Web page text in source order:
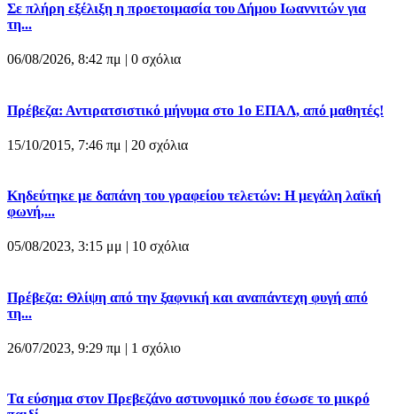
Σε πλήρη εξέλιξη η προετοιμασία του Δήμου Ιωαννιτών για
τη...
06/08/2026, 8:42 πμ | 0 σχόλια
Πρέβεζα: Αντιρατσιστικό μήνυμα στο 1ο ΕΠΑΛ, από μαθητές!
15/10/2015, 7:46 πμ | 20 σχόλια
Κηδεύτηκε με δαπάνη του γραφείου τελετών: Η μεγάλη λαϊκή
φωνή,...
05/08/2023, 3:15 μμ | 10 σχόλια
Πρέβεζα: Θλίψη από την ξαφνική και αναπάντεχη φυγή από
τη...
26/07/2023, 9:29 πμ | 1 σχόλιο
Τα εύσημα στον Πρεβεζάνο αστυνομικό που έσωσε το μικρό